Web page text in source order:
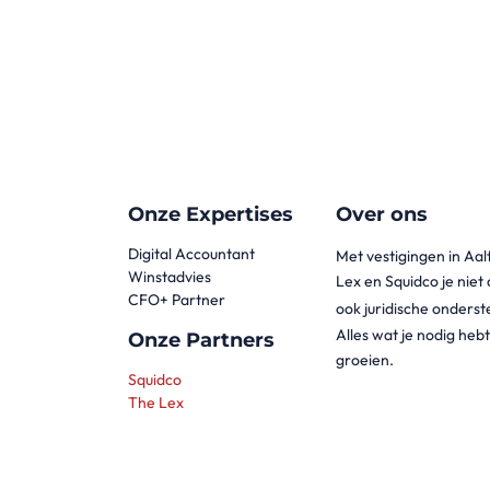
Onze Expertises
Digital Accountant
Winstadvies
CFO+ Partner
Onze Partners
Squidco
The Lex
Over ons
Met vestigingen in
Lex en Squidco je
ook juridische
Alles wat je nodig
groeien.